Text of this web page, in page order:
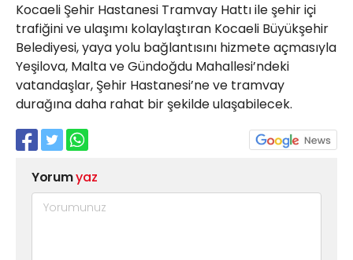
Kocaeli Şehir Hastanesi Tramvay Hattı ile şehir içi
trafiğini ve ulaşımı kolaylaştıran Kocaeli Büyükşehir
Belediyesi, yaya yolu bağlantısını hizmete açmasıyla
Yeşilova, Malta ve Gündoğdu Mahallesi’ndeki
vatandaşlar, Şehir Hastanesi’ne ve tramvay
durağına daha rahat bir şekilde ulaşabilecek.
Yorumyaz